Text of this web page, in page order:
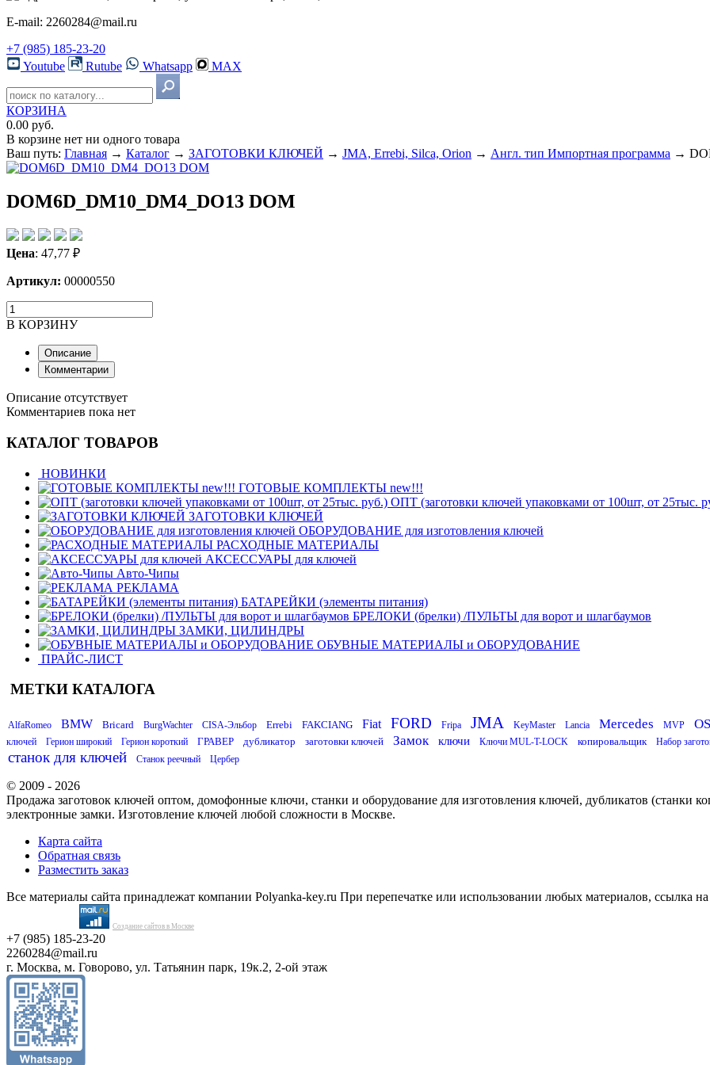
E-mail: 2260284@mail.ru
+7 (985) 185-23-20
Youtube
Rutube Whatsapp MAX
КОРЗИНА
0.00 руб.
В корзине нет ни одного товара
Ваш путь: Главная → Каталог → ЗАГОТОВКИ КЛЮЧЕЙ → JMA, Errebi, Silca, Orion → Англ. тип Импортная программа →
DOM6D_DM10_DM4_DO13 DOM
Цена: 47,77 ₽
Артикул: 00000550
В КОРЗИНУ
Описание
Комментарии
Описание отсутствует
Комментариев пока нет
КАТАЛОГ ТОВАРОВ
НОВИНКИ
ГОТОВЫЕ КОМПЛЕКТЫ new!!!
ОПТ (заготовки ключей упаковками от 100шт, от 25тыс.
ЗАГОТОВКИ КЛЮЧЕЙ
ОБОРУДОВАНИЕ для изготовления ключей
РАСХОДНЫЕ МАТЕРИАЛЫ
АКСЕССУАРЫ для ключей
Авто-Чипы
РЕКЛАМА
БАТАРЕЙКИ (элементы питания)
БРЕЛОКИ (брелки) /ПУЛЬТЫ для ворот и шлагбаумов
ЗАМКИ, ЦИЛИНДРЫ
ОБУВНЫЕ МАТЕРИАЛЫ и ОБОРУДОВАНИЕ
ПРАЙС-ЛИСТ
МЕТКИ КАТАЛОГА
AlfaRomeo BMW Bricard BurgWachter CISA-Эльбор Errebi FAKCIANG Fiat FORD Fripa JMA KeyMaster Lancia Mercedes MVP
ключей Герион широкий Герион короткий ГРАВЕР дубликатор заготовки ключей Замок ключи Ключи MUL-T-LOCK копировальщик Набор
станок для ключей Станок реечный Цербер
© 2009 - 2026
Продажа заготовок ключей оптом, домофонные ключи, станки и оборудование для изготовления ключей, дубликатов (станки
электронные замки. Изготовление ключей любой сложности в Москве.
Карта сайта
Обратная связь
Разместить заказ
Все материалы сайта принадлежат компании Polyanka-key.ru При перепечатке или использовании любых материалов, ссылка на
Создание сайтов в Москве
+7 (985) 185-23-20
2260284@mail.ru
г. Москва, м. Говорово, ул. Татьянин парк, 19к.2, 2-ой этаж